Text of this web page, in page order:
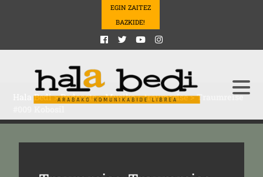
EGIN ZAITEZ
BAZKIDE!
Hala Bedi>Podcasts>Musika>traumreise>Traumreise